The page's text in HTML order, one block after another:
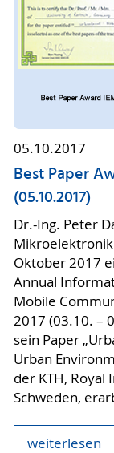
05.10.2017
Best Paper
(05.10.2017)
Dr.-Ing. Peter
Oktober 2017
Annual
Mobile
2017 (03.10. –
sein Paper
Urban
der KTH, Royal
Schweden,
weiterlesen